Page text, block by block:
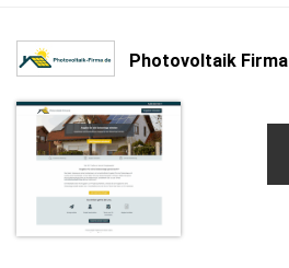
Photovoltaik Firma